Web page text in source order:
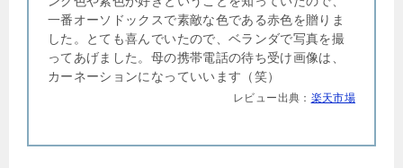
一番オーソドックスで素敵な色である赤色を贈りま
した。とても喜んでいたので、ベランダで写真を撮
ってあげました。母の携帯電話の待ち受け画像は、
カーネーションになっていいます（笑）
レビュー出典： 楽天市場